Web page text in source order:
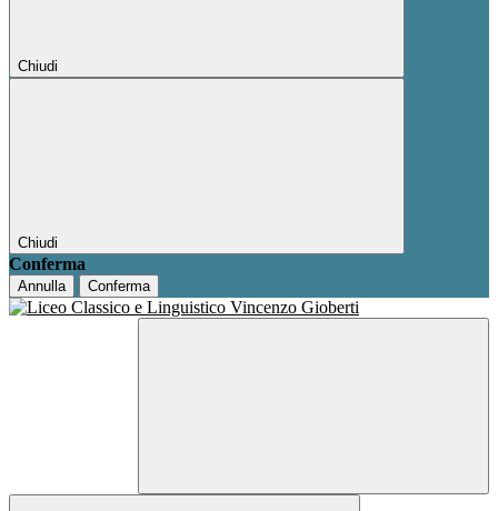
Chiudi
Chiudi
Conferma
Annulla Conferma